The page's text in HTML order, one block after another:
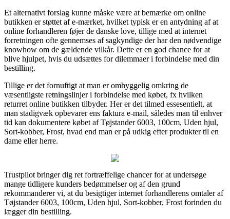
Et alternativt forslag kunne måske være at bemærke om online
butikken er støttet af e-mærket, hvilket typisk er en antydning af at
online forhandleren føjer de danske love, tillige med at internet
forretningen ofte gennemses af sagkyndige der har den nødvendige
knowhow om de gældende vilkår. Dette er en god chance for at
blive hjulpet, hvis du udsættes for dilemmaer i forbindelse med din
bestilling.
Tillige er det fornuftigt at man er omhyggelig omkring de
væsentligste retningslinjer i forbindelse med købet, fx hvilken
returret online butikken tilbyder. Her er det tilmed essesentielt, at
man stadigvæk opbevarer ens faktura e-mail, således man til enhver
tid kan dokumentere købet af Tøjstander 6003, 100cm, Uden hjul,
Sort-kobber, Frost, hvad end man er på udkig efter produkter til en
dame eller herre.
Trustpilot bringer dig ret fortræffelige chancer for at undersøge
mange tidligere kunders bedømmelser og af den grund
rekommanderer vi, at du besigtiger internet forhandlerens omtaler af
Tøjstander 6003, 100cm, Uden hjul, Sort-kobber, Frost forinden du
lægger din bestilling.